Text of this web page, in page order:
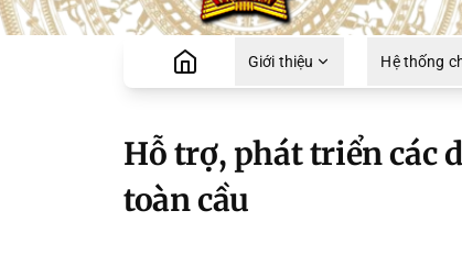
Giới thiệu Hệ thống
Hỗ trợ, phát triển các
toàn cầu